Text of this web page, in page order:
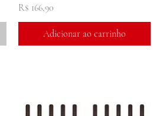
Preço
R$ 166,90
Adicionar ao carrinho